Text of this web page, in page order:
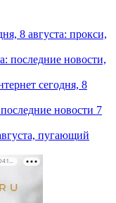
8 августа: прокси,
последние новости,
сегодня, 8
новости 7
пугающий
РЕКЛАМА • ООО «ДРУЖБА» ИНН 9704146411